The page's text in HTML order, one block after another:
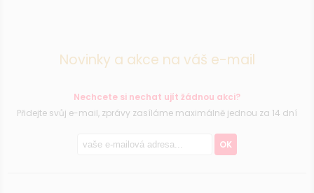
Novinky a akce na váš e-mail
Nechcete si nechat ujít žádnou akci?
Přidejte svůj e-mail, zprávy zasíláme maximálně jednou za 14 dní
OK